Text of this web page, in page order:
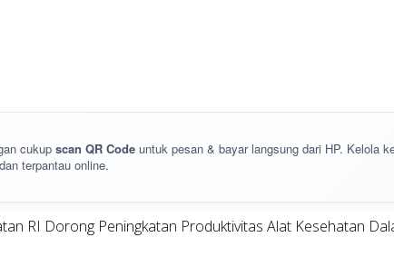
cukup scan QR Code untuk pesan & bayar langsung dari HP. Kelola
terpantau online.
RI Dorong Peningkatan Produktivitas Alat Kesehatan